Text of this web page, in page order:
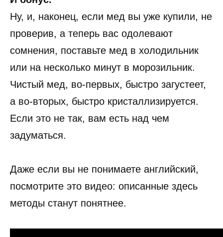
Ну, и, наконец, если мед вы уже купили, не
проверив, а теперь вас одолевают
сомнения, поставьте мед в холодильник
или на несколько минут в морозильник.
Чистый мед, во-первых, быстро загустеет,
а во-вторых, быстро кристаллизируется.
Если это не так, вам есть над чем
задуматься.
Даже если вы не понимаете английский,
посмотрите это видео: описанные здесь
методы станут понятнее.